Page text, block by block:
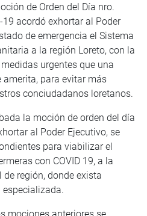
de Orden del Día nro.
acordó exhortar al Poder
de emergencia el Sistema
a la región Loreto, con la
urgentes que una
para evitar más
conciudadanos loretanos.
la moción de orden del día
al Poder Ejecutivo, se
para viabilizar el
con COVID 19, a la
región, donde exista